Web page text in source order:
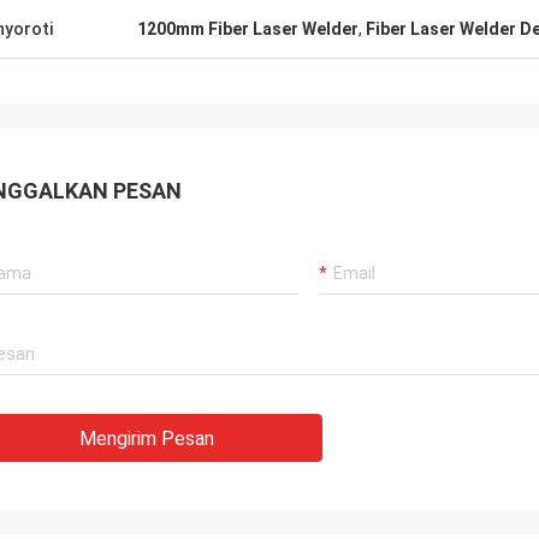
1200mm Fiber Laser Welder, Fiber Laser Welder
PESAN
Mengirim Pesan